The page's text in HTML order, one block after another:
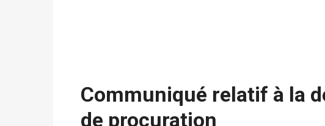
Communiqué relatif à la
de procuration